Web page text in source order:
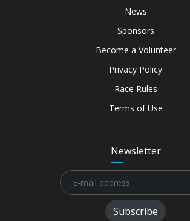
News
Sponsors
Become a Volunteer
Privacy Policy
Race Rules
Terms of Use
Newsletter
Subscribe